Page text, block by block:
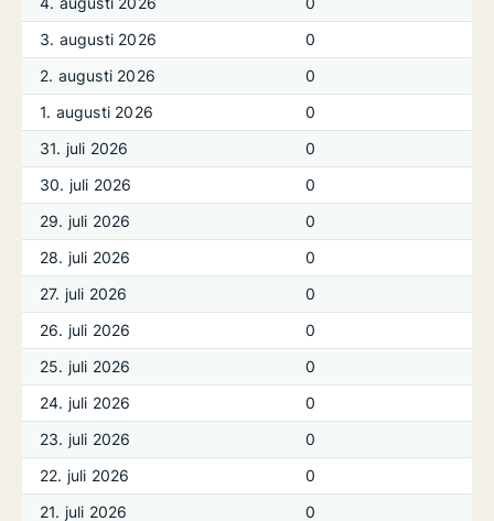
3. augusti 2026
0
2. augusti 2026
0
1. augusti 2026
0
31. juli 2026
0
30. juli 2026
0
29. juli 2026
0
28. juli 2026
0
27. juli 2026
0
26. juli 2026
0
25. juli 2026
0
24. juli 2026
0
23. juli 2026
0
22. juli 2026
0
21. juli 2026
0